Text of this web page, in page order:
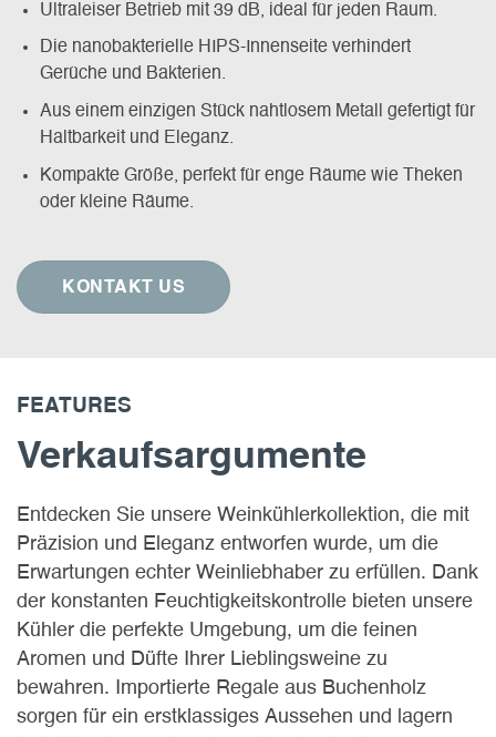
Ultraleiser Betrieb mit 39 dB, ideal für jeden Raum.
Die nanobakterielle HIPS-Innenseite verhindert
Gerüche und Bakterien.
Aus einem einzigen Stück nahtlosem Metall gefertigt für
Haltbarkeit und Eleganz.
Kompakte Größe, perfekt für enge Räume wie Theken
oder kleine Räume.
KONTAKT US
FEATURES
Verkaufsargumente
Entdecken Sie unsere Weinkühlerkollektion, die mit
Präzision und Eleganz entworfen wurde, um die
Erwartungen echter Weinliebhaber zu erfüllen. Dank
der konstanten Feuchtigkeitskontrolle bieten unsere
Kühler die perfekte Umgebung, um die feinen
Aromen und Düfte Ihrer Lieblingsweine zu
bewahren. Importierte Regale aus Buchenholz
sorgen für ein erstklassiges Aussehen und lagern